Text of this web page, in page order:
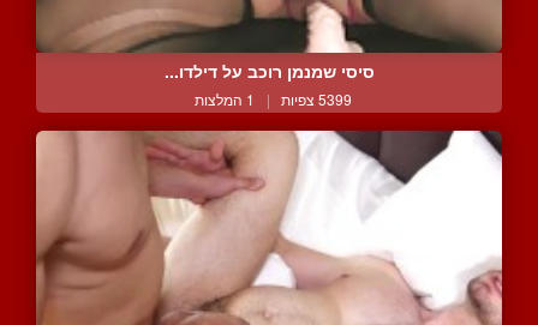
סיסי שמנמן רוכב על דילדו...
5399 צפיות | 1 המלצות